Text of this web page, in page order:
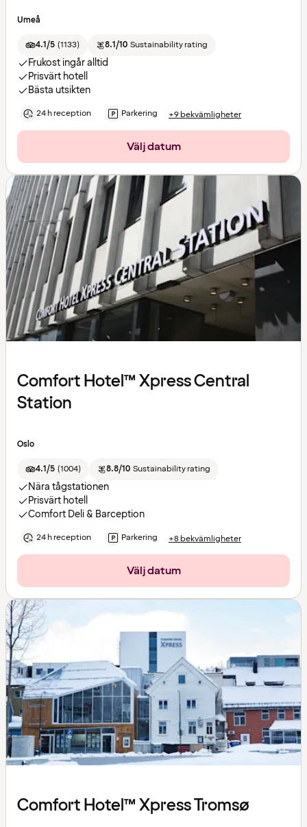
Umeå
4.1/5 (1133) 8.1/10 Sustainability rating
Frukost ingår alltid
Prisvärt hotell
Bästa utsikten
24 h reception Parkering +9 bekvämligheter
Välj datum
Comfort Hotel™ Xpress Central
Station
Oslo
4.1/5 (1004) 8.8/10 Sustainability rating
Nära tågstationen
Prisvärt hotell
Comfort Deli & Barception
24 h reception Parkering +8 bekvämligheter
Välj datum
Comfort Hotel™ Xpress Tromsø